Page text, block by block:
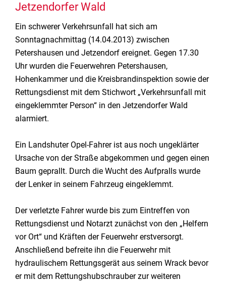
Jetzendorfer Wald
Ein schwerer Verkehrsunfall hat sich am
Sonntagnachmittag (14.04.2013) zwischen
Petershausen und Jetzendorf ereignet. Gegen 17.30
Uhr wurden die Feuerwehren Petershausen,
Hohenkammer und die Kreisbrandinspektion sowie der
Rettungsdienst mit dem Stichwort „Verkehrsunfall mit
eingeklemmter Person“ in den Jetzendorfer Wald
alarmiert.
Ein Landshuter Opel-Fahrer ist aus noch ungeklärter
Ursache von der Straße abgekommen und gegen einen
Baum geprallt. Durch die Wucht des Aufpralls wurde
der Lenker in seinem Fahrzeug eingeklemmt.
Der verletzte Fahrer wurde bis zum Eintreffen von
Rettungsdienst und Notarzt zunächst von den „Helfern
vor Ort“ und Kräften der Feuerwehr erstversorgt.
Anschließend befreite ihn die Feuerwehr mit
hydraulischem Rettungsgerät aus seinem Wrack bevor
er mit dem Rettungshubschrauber zur weiteren